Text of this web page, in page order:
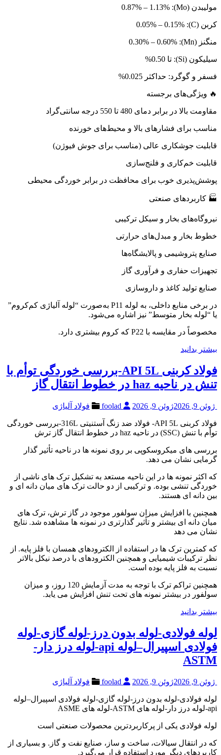
مولیبدن (Mo): 0.87% – 1.13%
کربن (C): 0.05% – 0.15%
منگنز (Mn): 0.30% – 0.60%
سیلیکون (Si): تا 0.50%
فسفر و گوگرد: حداکثر 0.025%
🔥 ویژگی‌های برجسته
مقاومت بالا در برابر دمای 480 تا 550 درجه سانتی‌گراد
مناسب برای فشارهای بالا و محیط‌های خورنده
قابلیت جوشکاری عالی (مناسب برای جوش فیوژن)
قابلیت خم‌کاری و فلنج‌سازی
پوشش‌پذیری خوب برای محافظت در برابر خوردگی محیطی
🏭 کاربردهای صنعتی
نیروگاه‌های بخار و سیکل ترکیبی
خطوط بخار و مبدل‌های حرارتی
صنایع پتروشیمی و پالایشگاه‌ها
تجهیزات حفاری و فرآوری گاز
صنایع تولید کاغذ و داروسازی
در برخی منابع داخلی، به لوله P11 به‌صورت “لوله آلیاژی کم‌کروم”
یا “لوله بخار متوسط” نیز اشاره می‌شود.
مخصوصاً در مقایسه با P22 که کروم بیشتری دارد.
بیشتر بدانید
فولاد کربنی API 5L-بررسی خوردگی توأم با
تنش در ناحیه haz در خطوط انتقال گاز
ژوئن 9, 2026 ژوئن 9, 2026 فولاد آلیاژی
فولاد کربنی API 5L- فولاد ضد زنگ آستنیتی 316L-بررسی خوردگی
توأم با تنش (SSC) در ناحیه haz در خطوط انتقال گاز ترش
بررسی های میکروسکوپی بر روی نمونه ها در ناحیه تأثیر گذار
گرمایی نشان می دهد.
که اکثر نمونه ها در این ناحیه مستعد به تشکیل ترک های ناشی از
خوردگی تنشی بوده. و ترکیبی از دو حالت ترک های میان دانه ای و
بین دانه ای هستند.
همچنین با افزایش میزان سولفور موجود در گاز ترش، ترک های
میان دانه ای بیشتر و تأثیر گذارتری در نمونه ها مشاهده شد. نتایج
نشان می دهد
که کمترین ترک ها در استفاده از الکترودهای همسان با فلز پایه. از
نظر ترکیبات شیمیایی و همچنین الکترودهای با درصد نیکل بالاتر
نسبت به فلز پایه بوده است.
همچنین تراکم ترک با توجه به مدت آزمایش 120 روز، و میزان
سولفور در بیشتر نمونه های تحت تنش افزایش می یابد.
بیشتر بدانید
لوله فولادی-لوله بدون درز-لوله گازی-لوله
فولادی اسپیرال–لوله api-لوله درز دار-
ASTM
ژوئن 9, 2026 ژوئن 9, 2026 فولاد آلیاژی
لوله فولادی-لوله بدون درز-لوله گازی-لوله فولادی اسپیرال–لوله
api-لوله درز دار-لوله های ASTM-لوله های ASME
لوله فولادی یکی از پرکاربردترین محصولات صنعتی است
که در انتقال سیالات، ساخت و ساز، صنایع نفت و گاز. و بسیاری از
کاربردهای دیگر مورد استفاده قرار می‌گیرد.